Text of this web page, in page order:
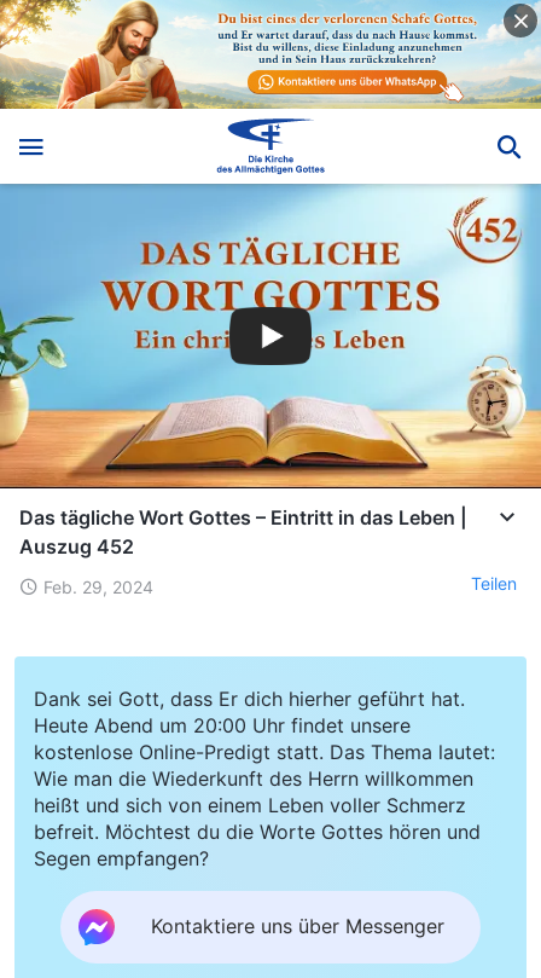
Das tägliche Wort Gottes – Eintritt in das Leben |
Auszug 452
Feb. 29, 2024 Teilen
Dank sei Gott, dass Er dich hierher geführt hat.
Heute Abend um 20:00 Uhr findet unsere
kostenlose Online-Predigt statt. Das Thema lautet:
Wie man die Wiederkunft des Herrn willkommen
heißt und sich von einem Leben voller Schmerz
befreit. Möchtest du die Worte Gottes hören und
Segen empfangen?
Kontaktiere uns über Messenger